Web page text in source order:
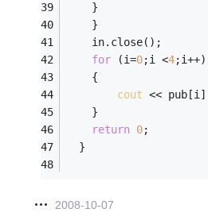
  	}
    }
	in.close();
for (i=0;i <4;i++)
	{
cout <<
	}
return 0;
  }
2008-10-07